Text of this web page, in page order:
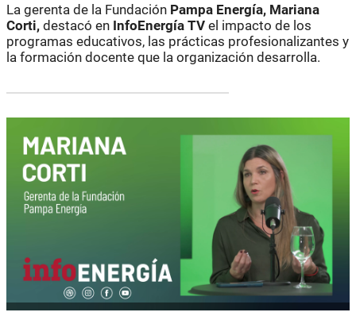
La gerenta de la Fundación Pampa Energía, Mariana
Corti, destacó en InfoEnergía TV el impacto de los
programas educativos, las prácticas profesionalizantes y
la formación docente que la organización desarrolla.